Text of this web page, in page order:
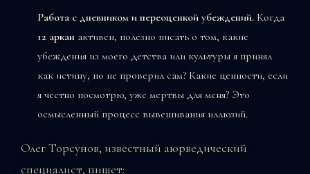
Работа с дневником и переоценкой убеждений. Когда
12 аркан активен, полезно писать о том, какие
убеждения из моего детства или культуры я принял
как истину, но не проверил сам? Какие ценности, если
я честно посмотрю, уже мертвы для меня? Это
осмысленный процесс вывешивания иллюзий.
Олег Торсунов, известный аюрведический
специалист, пишет: